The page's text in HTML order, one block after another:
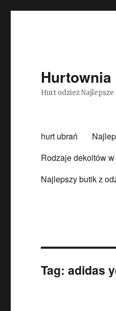
Hurt odzież
hurt ubrań
Rodzaje dekoltów
Najlepszy butik z
Tag:adidas